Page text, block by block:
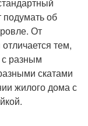
подумать об
От
тем,
с разным
скатами
жилого дома с